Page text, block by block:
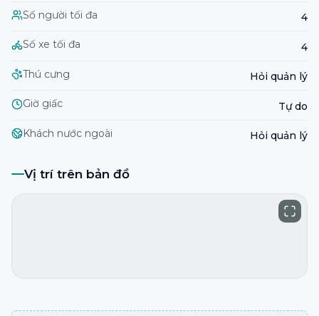
Số người tối đa 4
Số xe tối đa 4
Thú cưng Hỏi quản lý
Giờ giấc Tự do
Khách nước ngoài Hỏi quản lý
Vị trí trên bản đồ